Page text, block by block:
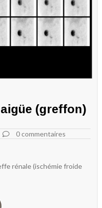
(greffon)
0 commentaires
rénale (ischémie froide